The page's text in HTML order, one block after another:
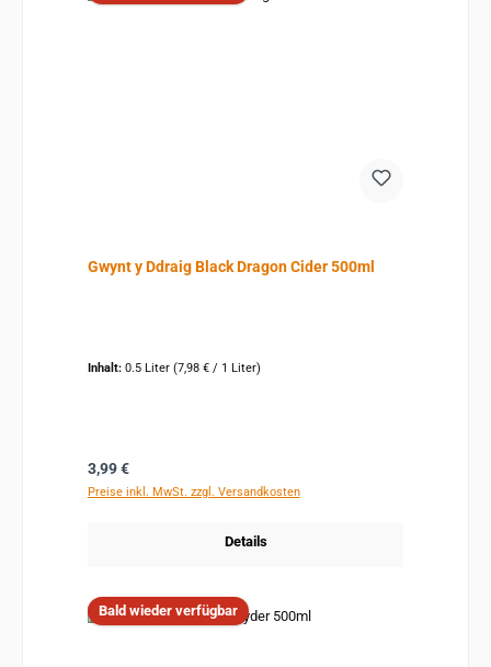
Gwynt y Ddraig Black Dragon Cider 500ml
Inhalt: 0.5 Liter (7,98 € / 1 Liter)
Regulärer Preis:
3,99 €
Preise inkl. MwSt. zzgl. Versandkosten
Details
Bald wieder verfügbar